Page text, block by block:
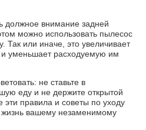
должное внимание задней
можно использовать пылесос
Так или иначе, это увеличивает
уменьшает расходуемую им
не ставьте в
еду и не держите открытой
эти правила и советы по уходу
жизнь вашему незаменимому